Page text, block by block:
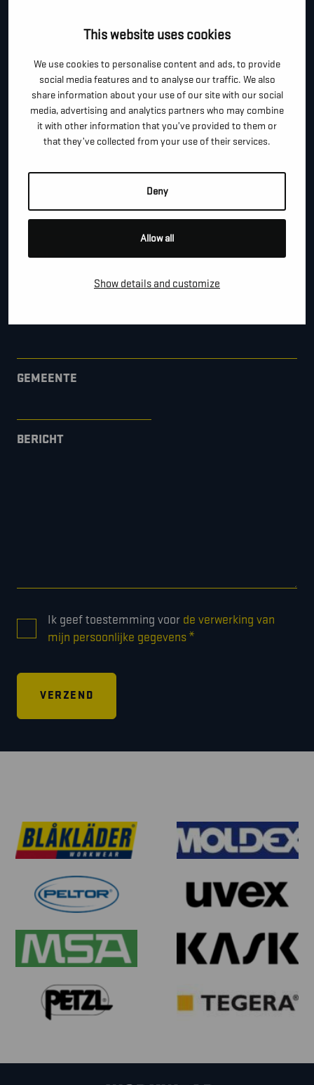
This website uses cookies
We use cookies to personalise content and ads, to provide
social media features and to analyse our traffic. We also
share information about your use of our site with our social
media, advertising and analytics partners who may combine
it with other information that you’ve provided to them or
that they’ve collected from your use of their services.
Deny
Allow all
Show details and customize
Je kan dit formulier gebruiken om meer informatie te
hallo te zeggen.
" geeft vereiste velden aan
VOOR- EN ACHTERNAAM *
E-MAIL *
GEMEENTE
BERICHT
* Ik geef toestemming voor de verwerking van
mijn persoonlijke gegevens*